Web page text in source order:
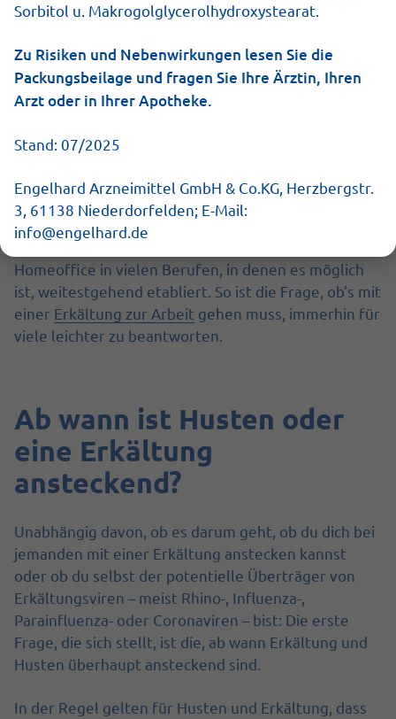
Egal, ob es der Punkt ist, sich selbst nicht
anzustecken oder ob es darum geht, anderen keine
Viren anzuhängen: Das Bewusstsein für
Ansteckungen mit Erkältung, Husten, Schnupfen und
allem, was dazu gehört, ist seit der Corona-Pandemie
gewaltig gestiegen. Zu Recht, ein Niesen oder
Husten in der Bahn oder am Arbeitsplatz ist weder
für einen selbst noch für andere angenehm –
Erkältungskrankheiten erfordern eine besondere
Rücksichtnahme. Glücklicherweise hat sich
Homeoffice in vielen Berufen, in denen es möglich
ist, weitestgehend etabliert. So ist die Frage, ob’s mit
einer Erkältung zur Arbeit gehen muss, immerhin für
viele leichter zu beantworten.
Ab wann ist Husten oder
eine Erkältung
ansteckend?
Unabhängig davon, ob es darum geht, ob du dich bei
jemanden mit einer Erkältung anstecken kannst
oder ob du selbst der potentielle Überträger von
Erkältungsviren – meist Rhino-, Influenza-,
Parainfluenza- oder Coronaviren – bist: Die erste
Frage, die sich stellt, ist die, ab wann Erkältung und
Husten überhaupt ansteckend sind.
In der Regel gelten für Husten und Erkältung, dass
Sorbitol u. Makrogolglycerolhydroxystearat.
Zu Risiken und Nebenwirkungen lesen Sie die
Packungsbeilage und fragen Sie Ihre Ärztin, Ihren
Arzt oder in Ihrer Apotheke.
Stand: 07/2025
Engelhard Arzneimittel GmbH & Co.KG, Herzbergstr.
3, 61138 Niederdorfelden; E-Mail:
info@engelhard.de